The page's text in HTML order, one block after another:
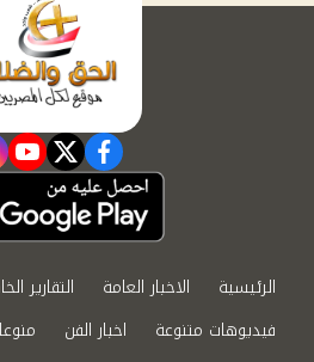
facebook
twitter
الرئيسية الاخبار العامة التقارير
فيديوهات متنوعة
اخبار الفن